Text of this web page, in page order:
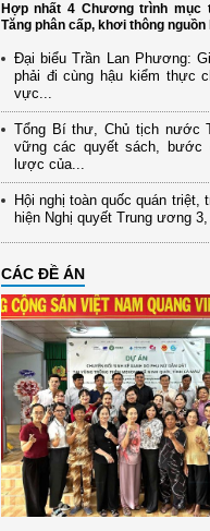
Hợp nhất 4 Chương trình mục
Tăng phân cấp, khơi thông
Đại biểu Trần Lan Phương:
phải đi cùng hậu kiểm thực
vực...
Tổng Bí thư, Chủ tịch nước
vững các quyết sách, bước
lược của...
Hội nghị toàn quốc quán triệt,
hiện Nghị quyết Trung ương
CÁC ĐỀ ÁN